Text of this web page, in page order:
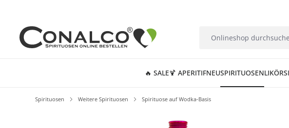
🔥 SALE🍹 APERITIFNEUSPIRITUOSENLIKÖR
Spirituosen Weitere Spirituosen Spirituose auf Wodka-Basis